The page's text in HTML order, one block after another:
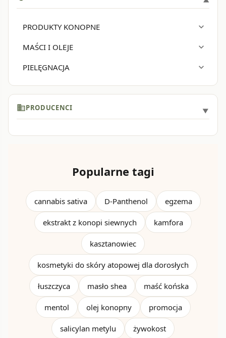
PRODUKTY KONOPNE
expand_more
MAŚCI I OLEJE
expand_more
PIELĘGNACJA
expand_more
businessPRODUCENCI
Popularne tagi
cannabis sativa D-Panthenol egzema
ekstrakt z konopi siewnych kamfora
kasztanowiec
kosmetyki do skóry atopowej dla dorosłych
łuszczyca masło shea maść końska
mentol olej konopny promocja
salicylan metylu żywokost